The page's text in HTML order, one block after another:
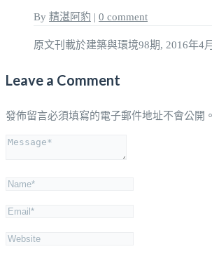
By 精湛阿豹 | 0 comment
原文刊載於建築與環境98期, 2016年4
Leave a Comment
發佈留言必須填寫的電子郵件地址不會公開。